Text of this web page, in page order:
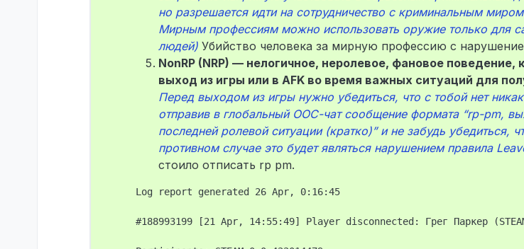
но разрешается идти на сотрудничество с криминальным
Мирным профессиям можно использовать оружие только для
людей) Убийство человека за мирную профессию с
NonRP (NRP) — нелогичное, неролевое, фановое
выход из игры или в AFK во время важных ситуаций для
Перед выходом из игры нужно убедиться, что с тобой нет
отправив в глобальный ООС-чат сообщение формата “rp-pm,
последней ролевой ситуации (кратко)” и не забудь убедиться,
противном случае это будет являться нарушением правила
стоило отписать rp pm.
Log report generated 26 Apr, 0:16:45
#188993199 [21 Apr, 14:55:49] Player disconnected: Грег Паркер